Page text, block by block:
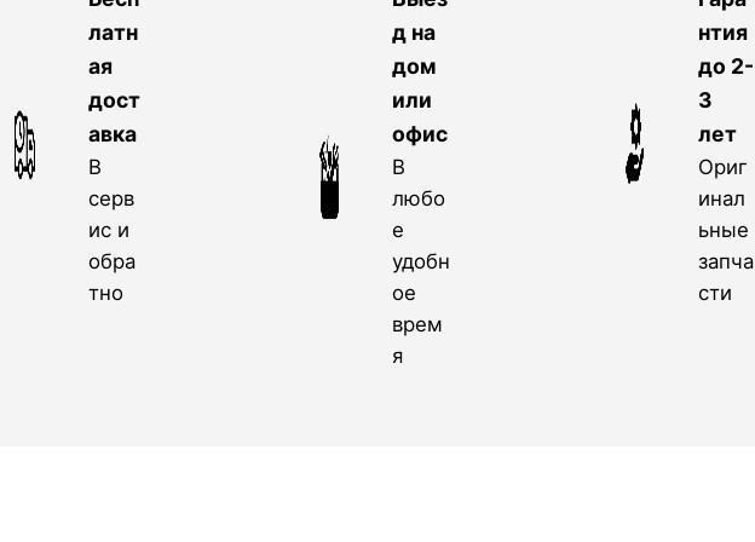
латн
ая
дост
авка
В
серв
ис и
обра
тно
д на
дом
или
офис
В
любо
е
удобн
ое
врем
я
нтия
до 2-
3
лет
Ориг
инал
ьные
запча
сти